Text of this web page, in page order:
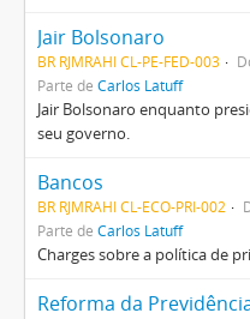
Jair Bolsonaro
BR RJMRAHI CL-PE-FED-003
Parte de Carlos Latuff
Jair Bolsonaro enquanto
seu governo.
Bancos
BR RJMRAHI CL-ECO-PRI-002
Parte de Carlos Latuff
Charges sobre a política de
Reforma da